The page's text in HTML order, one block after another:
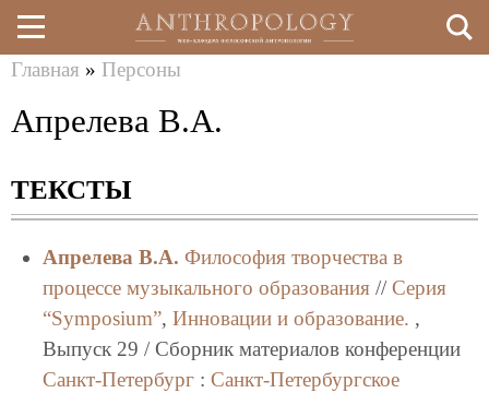
Перейти
к
содержанию
здесь
Главная » Персоны
Апрелева В.А.
ТЕКСТЫ
Апрелева В.А. Философия творчества в
процессе музыкального образования// Серия
“Symposium”, Инновации и образование. ,
Выпуск 29 / Сборник материалов конференции
Санкт-Петербург: Санкт-Петербургское